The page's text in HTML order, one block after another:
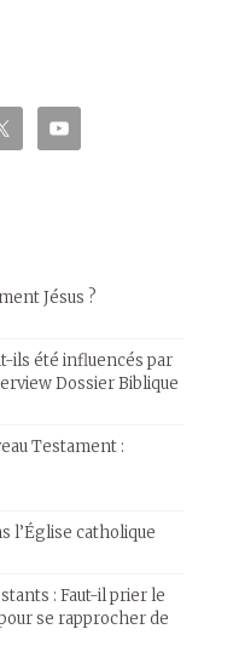
Jésus ?
ils été influencés par
Dossier Biblique
Testament :
l’Église catholique
: Faut-il prier le
se rapprocher de